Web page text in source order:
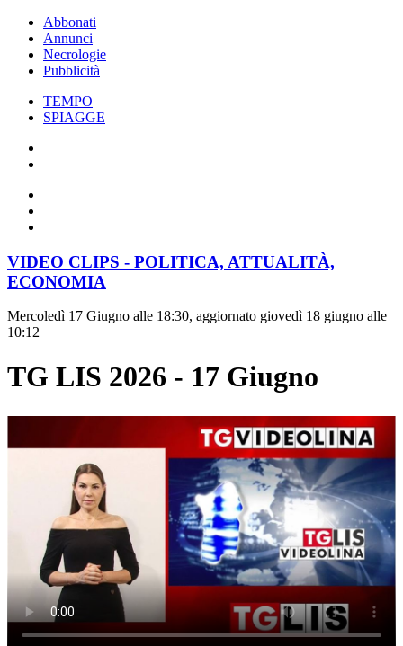
Abbonati
Annunci
Necrologie
Pubblicità
TEMPO
SPIAGGE
VIDEO CLIPS - POLITICA, ATTUALITÀ,
ECONOMIA
Mercoledì 17 Giugno alle 18:30, aggiornato giovedì 18 giugno alle
10:12
TG LIS 2026 - 17 Giugno